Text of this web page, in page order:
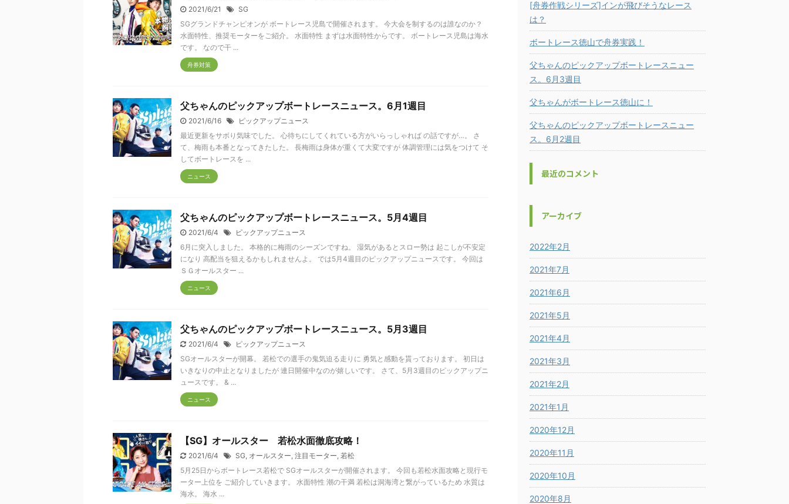
2021/6/21
SG
SGグランドチャンピオンが ボートレース児島で開催されます。 今大会を制するのは誰なのか？
水面特性、推奨モーターをご紹介。 水面特性 まずは水面特性からです。 ボートレース児島は海水
です。 なので干 ...
舟券対策
父ちゃんのピックアップボートレースニュース。6月1週目
2021/6/16
ピックアップニュース
最近更新をサボり気味でした。 心待ちにしてくれている方がいらっしゃれば の話ですが…。 さ
て、梅雨も本番となってきたした。 長梅雨は身体が重くて大変ですが 体調管理には気をつけて そ
してボートレースを ...
ニュース
父ちゃんのピックアップボートレースニュース。5月4週目
2021/6/4
ピックアップニュース
6月に突入しました。 本格的に梅雨のシーズンですね。 湿気があるとスロー勢は 起こしが不安定
になり 高配当を狙えるかもしれませんよ。 では5月4週目のピックアップニュースです。 今回は
ＳＧオールスター ...
ニュース
父ちゃんのピックアップボートレースニュース。5月3週目
2021/6/4
ピックアップニュース
SGオールスターが開幕。 若松での選手の鬼気迫る走りに 勇気と感動を貰っております。 初日は
いきなりの中止となりましたが 連日開催中なのが嬉しいです。 さて、5月3週目のピックアップニ
ュースです。 & ...
ニュース
【SG】オールスター 若松水面徹底攻略！
2021/6/4 SG, オールスター, 注目モーター, 若松
5月25日からボートレース若松で SGオールスターが開催されます。 今回も若松水面攻略と現行モ
ーター上位を ご紹介していきます。 水面特性 潮の干満 若松は洞海湾と繋がっているため 水質は
海水。 海水 ...
[舟券作戦シリーズ]インが飛びそうなレース
は？
ボートレース徳山で舟券実践！
父ちゃんのピックアップボートレースニュー
ス。6月3週目
父ちゃんがボートレース徳山に！
父ちゃんのピックアップボートレースニュー
ス。6月2週目
最近のコメント
アーカイブ
2022年2月
2021年7月
2021年6月
2021年5月
2021年4月
2021年3月
2021年2月
2021年1月
2020年12月
2020年11月
2020年10月
2020年8月